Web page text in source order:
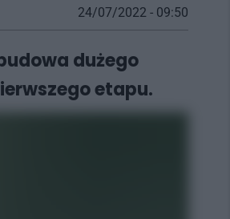
24/07/2022 - 09:50
dużego
etapu.